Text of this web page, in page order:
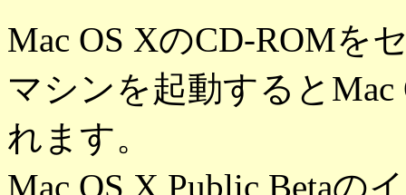
Mac OS XのCD-ROMを
マシンを起動すると
れます。
Mac OS X Public Betaの